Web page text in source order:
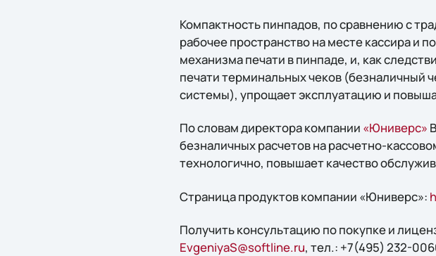
Компактность пинпадов, по сравнению с
рабочее пространство на месте кассира и
механизма печати в пинпаде, и, как
печати терминальных чеков (безналичный
системы), упрощает эксплуатацию и
По словам директора компании «Юниверс»
безналичных расчетов на расчетно-
технологично, повышает качество
Страница продуктов компании «Юниверс»:
Получить консультацию по покупке и
EvgeniyaS@softline.ru, тел.: +7(495) 232-